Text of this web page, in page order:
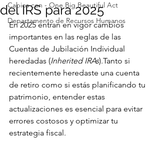
Cabios con - One Big Beautiful Act
Departamento de Recursos Humanos
del IRS para 2025
En 2025 entran en vigor cambios
importantes en las reglas de las
Cuentas de Jubilación Individual
heredadas (Inherited IRAs).Tanto si
recientemente heredaste una cuenta
de retiro como si estás planificando tu
patrimonio, entender estas
actualizaciones es esencial para evitar
errores costosos y optimizar tu
estrategia fiscal.